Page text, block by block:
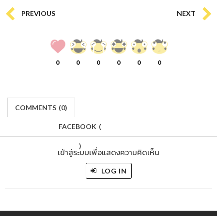
PREVIOUS NEXT
0 0 0 0 0 0
COMMENTS (0)
FACEBOOK (
)
เข้าสู่ระบบเพื่อแสดงความคิดเห็น
LOG IN